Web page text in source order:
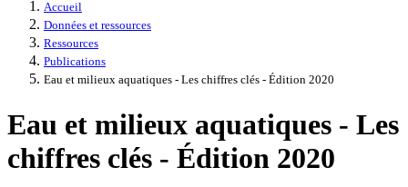
Accueil
Données et ressources
Ressources
Publications
Eau et milieux aquatiques - Les chiffres clés - Édition 2020
Eau et milieux aquatiques - Les
chiffres clés - Édition 2020